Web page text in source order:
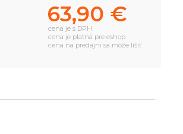
63,90 €
cena je s DPH
cena je platná pre eshop
cena na predajni sa môže líšiť